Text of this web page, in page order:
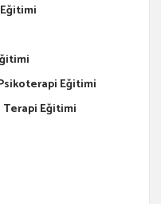
Psikoterapi Eğitimi
Terapi Eğitimi